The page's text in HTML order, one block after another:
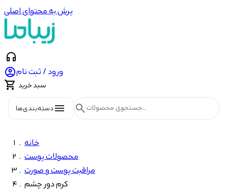
پرش به محتوای اصلی
headphones
ورود / ثبت نام
 سبد خرید
menuدسته‌بندی‌ها search
خانه
محصولات پوست
مراقبت پوست و صورت
کرم دور چشم